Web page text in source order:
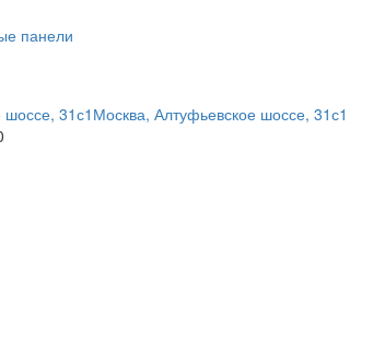
31с1 Москва, Алтуфьевское шоссе, 31с1